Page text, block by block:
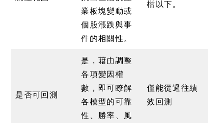
業板塊變動或
個股漲跌與事
件的相關性。
檔以下。
是否可回測
是，藉由調整
各項變因權
數，即可瞭解
各模型的可靠
性、勝率、風
僅能從過往績
效回測